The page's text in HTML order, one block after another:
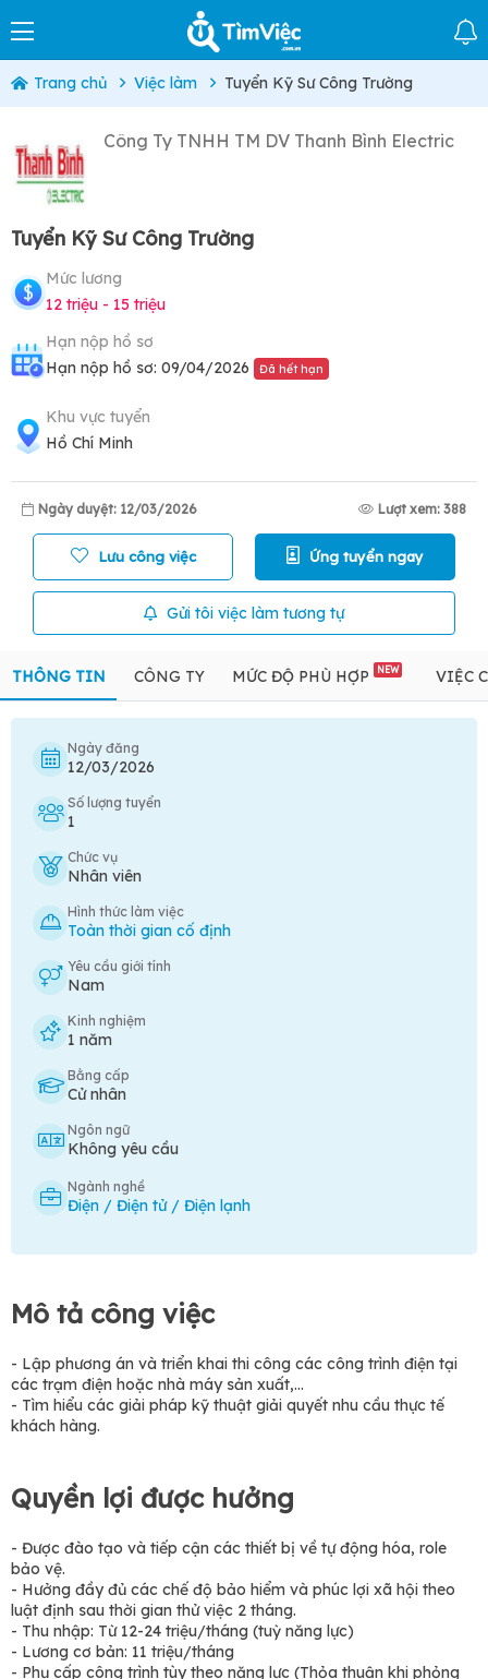
Trang chủ Việc làm Tuyển Kỹ Sư Công Trường
Công Ty TNHH TM DV Thanh Bình Electric
Tuyển Kỹ Sư Công Trường
Mức lương
12 triệu - 15 triệu
Hạn nộp hồ sơ
Hạn nộp hồ sơ: 09/04/2026
Đã hết hạn
Khu vực tuyển
Hồ Chí Minh
Ngày duyệt: 12/03/2026 Lượt xem: 388
Lưu công việc Ứng tuyển ngay
Gửi tôi việc làm tương tự
THÔNG TIN CÔNG TY MỨC ĐỘ PHÙ HỢP NEW VIỆC
Ngày đăng
12/03/2026
Số lượng tuyển
1
Chức vụ
Nhân viên
Hình thức làm việc
Toàn thời gian cố định
Yêu cầu giới tính
Nam
Kinh nghiệm
1 năm
Bằng cấp
Cử nhân
Ngôn ngữ
Không yêu cầu
Ngành nghề
Điện / Điện tử / Điện lạnh
Mô tả công việc
- Lập phương án và triển khai thi công các công trình điện tại
các trạm điện hoặc nhà máy sản xuất,…
- Tìm hiểu các giải pháp kỹ thuật giải quyết nhu cầu thực tế
khách hàng.
Quyền lợi được hưởng
- Được đào tạo và tiếp cận các thiết bị về tự động hóa, role
bảo vệ.
- Hưởng đầy đủ các chế độ bảo hiểm và phúc lợi xã hội theo
luật định sau thời gian thử việc 2 tháng.
- Thu nhập: Từ 12-24 triệu/tháng (tuỳ năng lực)
- Lương cơ bản: 11 triệu/tháng
- Phụ cấp công trình tùy theo năng lực (Thỏa thuận khi phỏng